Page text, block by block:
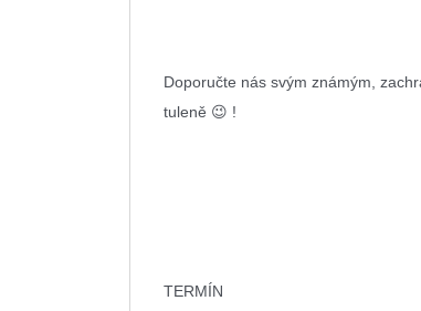
Doporučte nás svým známým,
tuleně 😉 !
TERMÍN